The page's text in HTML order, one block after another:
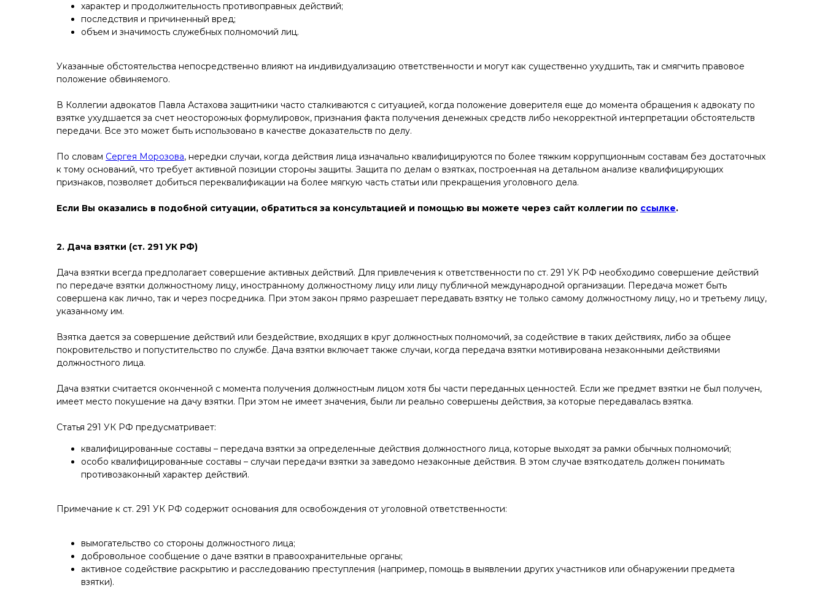
характер и продолжительность противоправных действий;
последствия и причиненный вред;
объем и значимость служебных полномочий лиц.
Указанные обстоятельства непосредственно влияют на индивидуализацию ответственности и могут как существенно ухудшить, так и смягчить правовое
положение обвиняемого.
В Коллегии адвокатов Павла Астахова защитники часто сталкиваются с ситуацией, когда положение доверителя еще до момента обращения к адвокату по
взятке ухудшается за счет неосторожных формулировок, признания факта получения денежных средств либо некорректной интерпретации обстоятельств
передачи. Все это может быть использовано в качестве доказательств по делу.
По словам Сергея Морозова, нередки случаи, когда действия лица изначально квалифицируются по более тяжким коррупционным составам без достаточных
к тому оснований, что требует активной позиции стороны защиты. Защита по делам о взятках, построенная на детальном анализе квалифицирующих
признаков, позволяет добиться переквалификации на более мягкую часть статьи или прекращения уголовного дела.
Если Вы оказались в подобной ситуации, обратиться за консультацией и помощью вы можете через сайт коллегии по ссылке.
2. Дача взятки (ст. 291 УК РФ)
Дача взятки всегда предполагает совершение активных действий. Для привлечения к ответственности по ст. 291 УК РФ необходимо совершение действий
по передаче взятки должностному лицу, иностранному должностному лицу или лицу публичной международной организации. Передача может быть
совершена как лично, так и через посредника. При этом закон прямо разрешает передавать взятку не только самому должностному лицу, но и третьему лицу,
указанному им.
Взятка дается за совершение действий или бездействие, входящих в круг должностных полномочий, за содействие в таких действиях, либо за общее
покровительство и попустительство по службе. Дача взятки включает также случаи, когда передача взятки мотивирована незаконными действиями
должностного лица.
Дача взятки считается оконченной с момента получения должностным лицом хотя бы части переданных ценностей. Если же предмет взятки не был получен,
имеет место покушение на дачу взятки. При этом не имеет значения, были ли реально совершены действия, за которые передавалась взятка.
Статья 291 УК РФ предусматривает:
квалифицированные составы – передача взятки за определенные действия должностного лица, которые выходят за рамки обычных полномочий;
особо квалифицированные составы – случаи передачи взятки за заведомо незаконные действия. В этом случае взяткодатель должен понимать
противозаконный характер действий.
Примечание к ст. 291 УК РФ содержит основания для освобождения от уголовной ответственности:
вымогательство со стороны должностного лица;
добровольное сообщение о даче взятки в правоохранительные органы;
активное содействие раскрытию и расследованию преступления (например, помощь в выявлении других участников или обнаружении предмета
взятки).